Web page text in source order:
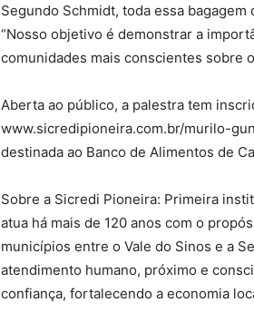
Segundo Schmidt, toda essa
“Nosso objetivo é demonstrar a
comunidades mais conscientes sobre
Aberta ao público, a palestra tem
www.sicredipioneira.com.br/murilo-
destinada ao Banco de Alimentos de
Sobre a Sicredi Pioneira: Primeira
atua há mais de 120 anos com o
municípios entre o Vale do Sinos e a
atendimento humano, próximo e
confiança, fortalecendo a economia